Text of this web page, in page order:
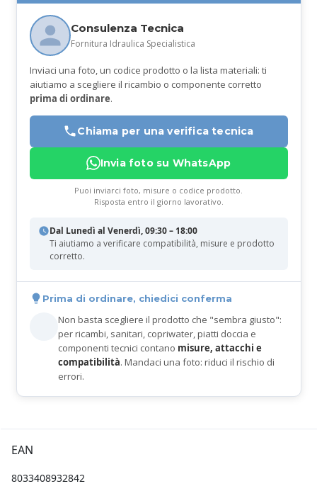
Consulenza Tecnica
Fornitura Idraulica Specialistica
Inviaci una foto, un codice prodotto o la lista materiali: ti
aiutiamo a scegliere il ricambio o componente corretto
prima di ordinare.
Chiama per una verifica tecnica
Invia foto su WhatsApp
Puoi inviarci foto, misure o codice prodotto.
Risposta entro il giorno lavorativo.
Dal Lunedì al Venerdì, 09:30 – 18:00
Ti aiutiamo a verificare compatibilità, misure e prodotto
corretto.
Prima di ordinare, chiedici conferma
Non basta scegliere il prodotto che "sembra giusto":
per ricambi, sanitari, copriwater, piatti doccia e
componenti tecnici contano misure, attacchi e
compatibilità. Mandaci una foto: riduci il rischio di
errori.
EAN
8033408932842